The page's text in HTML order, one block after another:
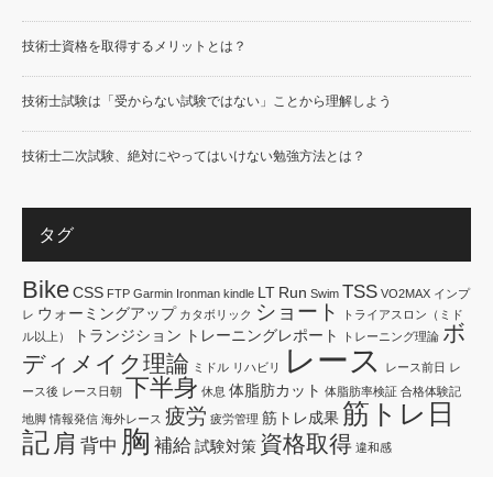
技術士資格を取得するメリットとは？
技術士試験は「受からない試験ではない」ことから理解しよう
技術士二次試験、絶対にやってはいけない勉強方法とは？
タグ
BikeCSS FTP Garmin Ironman kindle LT Run Swim TSS VO2MAX インプ
レ ウォーミングアップ カタボリック ショート
トライアスロン（ミド
ル以上）
トランジション トレーニングレポート トレーニング理論 ボ
ディメイク理論 ミドル リハビリ レース レース前日 レ
ース後 レース日朝 下半身 休息 体脂肪カット 体脂肪率検証 合格体験記
地脚 情報発信 海外レース 疲労 疲労管理 筋トレ成果 筋トレ日
記 肩 背中 胸 補給 試験対策 資格取得 違和感